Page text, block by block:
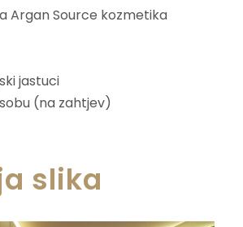
Argan Source kozmetika
jastuci
(na zahtjev)
slika